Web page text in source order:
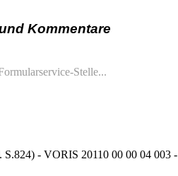
Kommentare
Stelle...
- VORIS 20110 00 00 04 003 -